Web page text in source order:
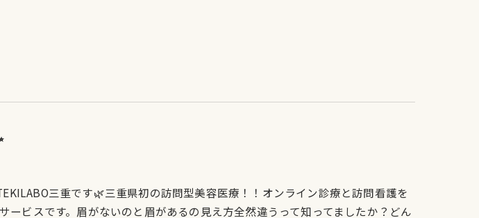
三重です🌿三重県初の訪問型美容医療！！オンライン診療と訪問看護を
ービスです。眉がないのと眉があるの見え方全然違うって知ってましたか？どん